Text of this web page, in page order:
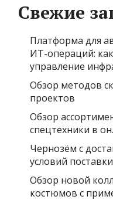
Свежие
Платформа для
ИТ-операций:
управление
Обзор методов
проектов
Обзор
спецтехники в
Чернозём с
условий
Обзор новой
костюмов с